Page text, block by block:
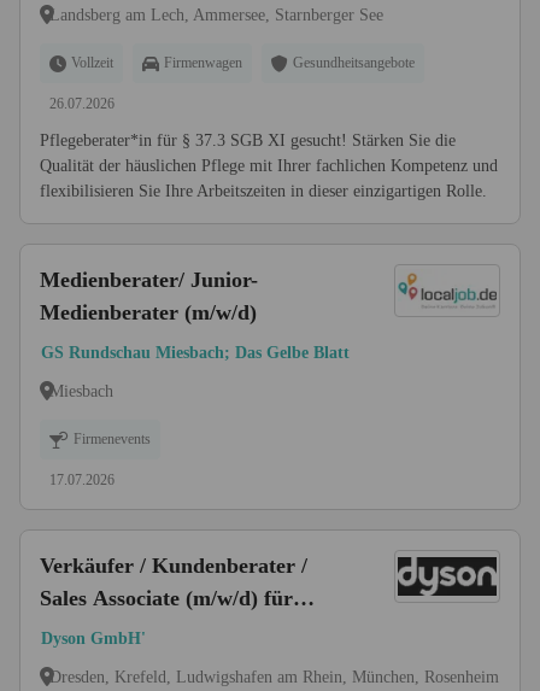
Landsberg am Lech, Ammersee, Starnberger See
Vollzeit Firmenwagen Gesundheitsangebote
26.07.2026
Pflegeberater*in für § 37.3 SGB XI gesucht! Stärken Sie die
Qualität der häuslichen Pflege mit Ihrer fachlichen Kompetenz und
flexibilisieren Sie Ihre Arbeitszeiten in dieser einzigartigen Rolle.
Medienberater/ Junior-
Medienberater (m/w/d)
GS Rundschau Miesbach; Das Gelbe Blatt
Miesbach
Firmenevents
17.07.2026
Verkäufer / Kundenberater /
Sales Associate (m/w/d) für
Dyson im Einzelhandel
Dyson GmbH'
Dresden, Krefeld, Ludwigshafen am Rhein, München, Rosenheim